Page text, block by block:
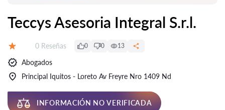
Teccys Asesoria Integral S.r.l.
Número de reseñas:
0 Reseñas 0 0 13
Abogados
Principal Iquitos - Loreto Av Freyre Nro 1409 Nd
INFORMACIÓN NO VERIFICADA